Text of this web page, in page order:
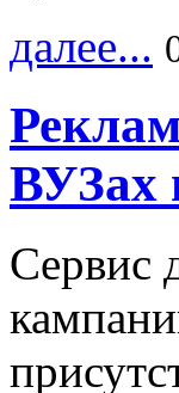
далее...
ВУЗах
Сервис